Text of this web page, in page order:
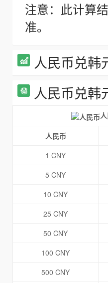
注意：此计算
准。
人民币兑韩
人民币兑韩
人民币
1 CNY
5 CNY
10 CNY
25 CNY
50 CNY
100 CNY
500 CNY